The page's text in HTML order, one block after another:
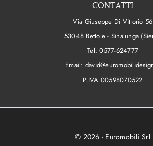
CONTATTI
Via Giuseppe Di Vittorio 56
53048 Bettole - Sinalunga
Tel:0577-624777
Email:
P.IVA 00598070522
© 2026 - Euromobili Srl